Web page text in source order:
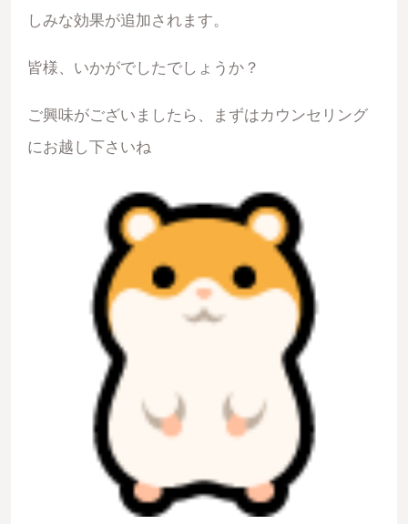
しみな効果が追加されます。
皆様、いかがでしたでしょうか？
ご興味がございましたら、まずはカウンセリング
にお越し下さいね